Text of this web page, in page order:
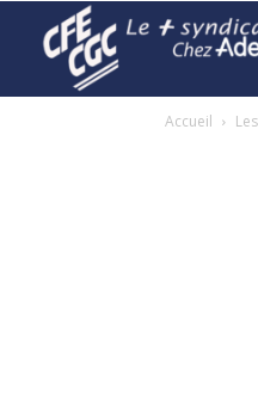
Accueil